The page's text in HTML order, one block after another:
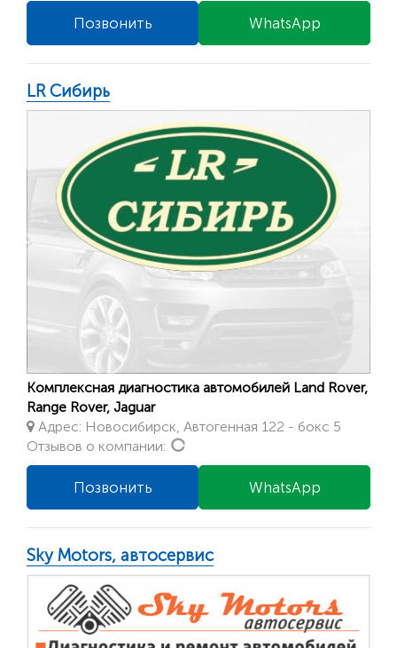
WhatsApp
Позвонить
LR Сибирь
Комплексная диагностика автомобилей Land Rover,
Range Rover, Jaguar
Адрес: Новосибирск, Автогенная 122 - бокс 5
Отзывов о компании:
WhatsApp
Позвонить
Sky Motors, автосервис